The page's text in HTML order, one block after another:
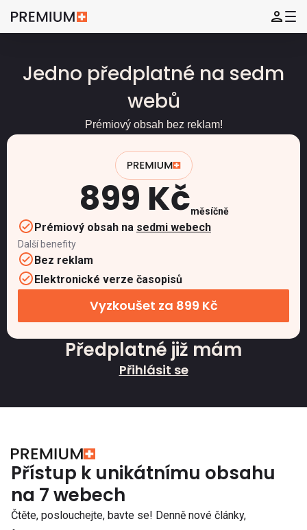
Jedno předplatné na sedm
webů
Prémiový obsah bez reklam!
899 Kčměsíčně
Prémiový obsah na sedmi webech
Další benefity
Bez reklam
Elektronické verze časopisů
Vyzkoušet za 899 Kč
Předplatné již mám
Přihlásit se
Přístup k unikátnímu obsahu
na 7 webech
Čtěte, poslouchejte, bavte se! Denně nové články,